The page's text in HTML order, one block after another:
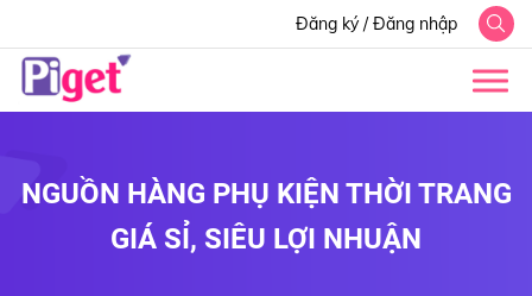
Đăng ký /Đăng nhập
NGUỒN HÀNG PHỤ KIỆN THỜI TRANG
GIÁ SỈ, SIÊU LỢI NHUẬN